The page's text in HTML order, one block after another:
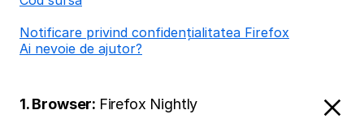
Notificare privind confidențialitatea Firefox
Ai nevoie de ajutor?
1. Browser: Firefox Nightly